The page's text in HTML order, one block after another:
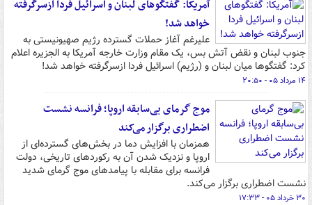
آمریکا: گفتگوهای لبنان و اسرائیل فردا ازسرگرفته
خواهد شد!
علیرغم آغاز حملات گسترده رژیم صهیونیستی به
جنوب لبنان و نقض آتش بس، یک مقام وزارت خارجه آمریکا به الجزیره اعلام
کرد: گفتگوها میان لبنان و (رژیم) اسرائیل فردا ازسرگرفته خواهد شد!
۱۴ مرداد ۰۵ - ۲۰:۵۰
موج گرمای بی‌سابقه اروپا؛ فرانسه نشست
اضطراری برگزار می‌کند
همزمان با افزایش دما در بخش‌های گسترده‌ای از
اروپا و نزدیک شدن آن به رکوردهای تاریخی، دولت
فرانسه برای مقابله با پیامدهای موج گرمای شدید
نشست اضطراری برگزار می‌کند.
۳۰ خرداد ۰۵ - ۱۷:۳۳